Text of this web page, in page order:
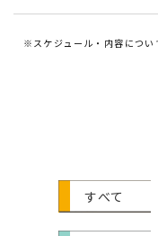
※スケジュール・内容につい
すべて